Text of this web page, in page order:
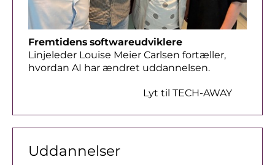
Fremtidens softwareudviklere
Linjeleder Louise Meier Carlsen fortæller,
hvordan AI har ændret uddannelsen.
Lyt til TECH-AWAY
Uddannelser